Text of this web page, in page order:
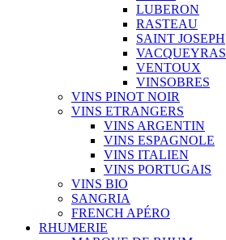
LUBERON
RASTEAU
SAINT JOSEPH
VACQUEYRAS
VENTOUX
VINSOBRES
VINS PINOT NOIR
VINS ETRANGERS
VINS ARGENTIN
VINS ESPAGNOLE
VINS ITALIEN
VINS PORTUGAIS
VINS BIO
SANGRIA
FRENCH APÉRO
RHUMERIE